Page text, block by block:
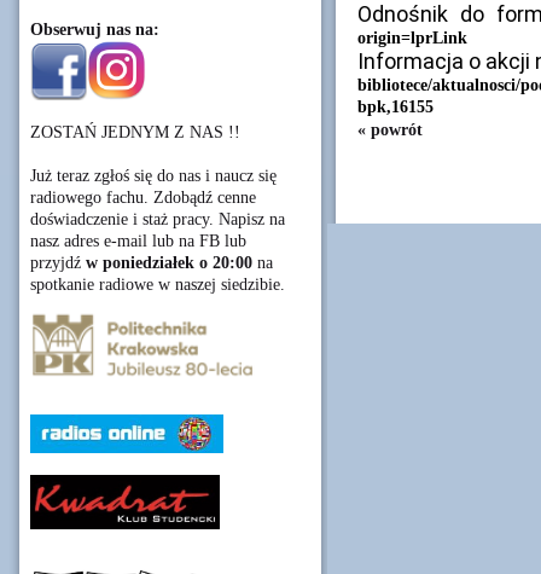
Obserwuj nas na:
ZOSTAŃ JEDNYM Z NAS !!
Już teraz zgłoś się do nas i naucz się
radiowego fachu. Zdobądź cenne
doświadczenie i staż pracy. Napisz na
nasz adres e-mail lub na FB lub
przyjdź w poniedziałek o 20:00 na
spotkanie radiowe w naszej siedzibie.
Odnośnik do
origin=lprLink
Informacja o akcji
bibliotece/aktualnosci/
bpk,16155
« powrót